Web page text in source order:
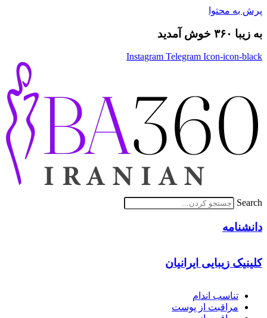
پرش به محتوا
به زیبا ۳۶۰ خوش آمدید
Instagram Telegram Icon-icon-black
Search
دانشنامه
کلینیک زیبایی ایرانیان
تناسب اندام
مراقبت از پوست